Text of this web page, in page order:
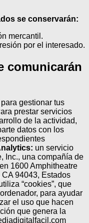
se conservarán:
mercantil.
por el interesado.
comunicarán
gestionar tus
prestar servicios
de la actividad,
datos con los
un servicio
Inc., una compañía de
1600 Amphitheatre
94043, Estados
“cookies”, que
para ayudar
el uso que hacen
que genera la